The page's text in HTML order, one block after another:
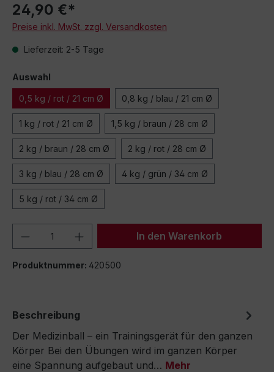
24,90 €*
Preise inkl. MwSt. zzgl. Versandkosten
Lieferzeit: 2-5 Tage
Auswahl
0,5 kg / rot / 21 cm Ø 0,8 kg / blau / 21 cm Ø
1 kg / rot / 21 cm Ø 1,5 kg / braun / 28 cm Ø
2 kg / braun / 28 cm Ø 2 kg / rot / 28 cm Ø
3 kg / blau / 28 cm Ø 4 kg / grün / 34 cm Ø
5 kg / rot / 34 cm Ø
Produkt Anzahl: Gib denIn den Warenkorb
Produktnummer: 420500
Beschreibung
Der Medizinball – ein Trainingsgerät für den ganzen
Körper Bei den Übungen wird im ganzen Körper
eine Spannung aufgebaut und… Mehr